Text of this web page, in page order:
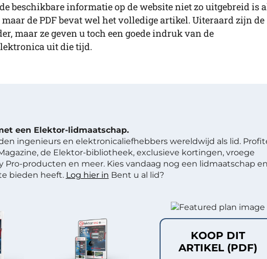
beschikbare informatie op de website niet zo uitgebreid is
de PDF bevat wel het volledige artikel. Uiteraard zijn de
maar ze geven u toch een goede indruk van de
uit die tijd.
een Elektor-lidmaatschap.
ingenieurs en elektronicaliefhebbers wereldwijd als lid.
de Elektor-bibliotheek, exclusieve kortingen, vroege
Pro-producten en meer. Kies vandaag nog een lidmaatschap en
bieden heeft. Log hier in Bent u al lid?
KOOP DIT
ARTIKEL (PDF)